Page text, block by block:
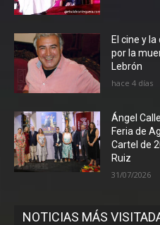
El cine y
por la
Lebrón
hace 4 días
Ángel
Feria de
Cartel de
Ruiz
31/07/2026
NOTICIAS MÁS